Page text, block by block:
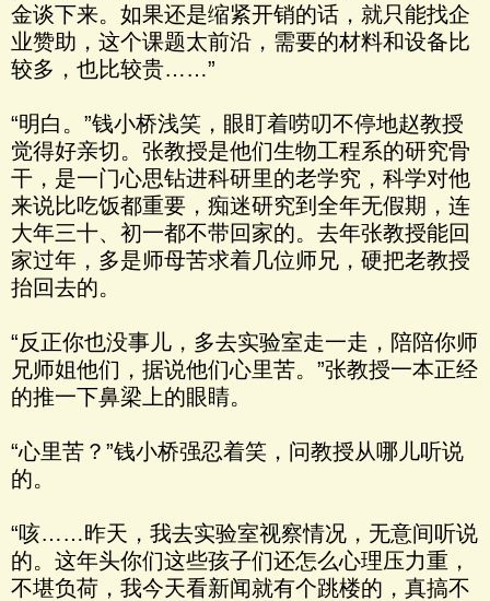
金谈下来。如果还是缩紧开销的话，就只能找企
业赞助，这个课题太前沿，需要的材料和设备比
较多，也比较贵……”
“明白。”钱小桥浅笑，眼盯着唠叨不停地赵教授
觉得好亲切。张教授是他们生物工程系的研究骨
干，是一门心思钻进科研里的老学究，科学对他
来说比吃饭都重要，痴迷研究到全年无假期，连
大年三十、初一都不带回家的。去年张教授能回
家过年，多是师母苦求着几位师兄，硬把老教授
抬回去的。
“反正你也没事儿，多去实验室走一走，陪陪你师
兄师姐他们，据说他们心里苦。”张教授一本正经
的推一下鼻梁上的眼睛。
“心里苦？”钱小桥强忍着笑，问教授从哪儿听说
的。
“咳……昨天，我去实验室视察情况，无意间听说
的。这年头你们这些孩子们还怎么心理压力重，
不堪负荷，我今天看新闻就有个跳楼的，真搞不